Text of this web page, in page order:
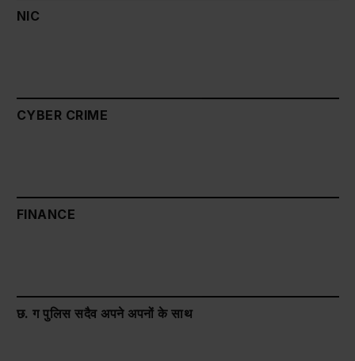
NIC
CYBER CRIME
FINANCE
छ. ग पुलिस सदैव अपने अपनों के साथ